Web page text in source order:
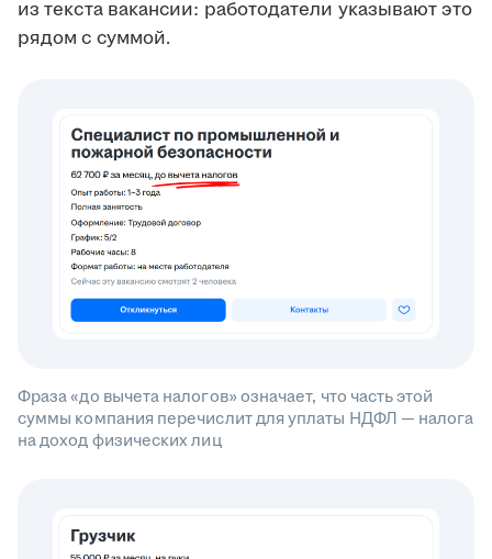
из текста вакансии: работодатели указывают это
рядом с суммой.
Фраза «до вычета налогов» означает, что часть этой
суммы компания перечислит для уплаты НДФЛ — налога
на доход физических лиц